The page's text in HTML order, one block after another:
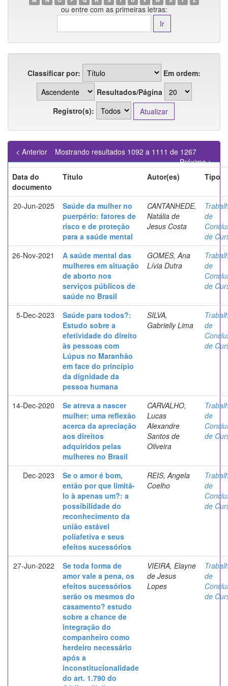
ou entre com as primeiras letras:
Classificar por:
Em ordem:
Resultados/Página
Registro(s):
Mostrando resultados 1092 a 1111 de 1267
< Anterior
Próximo >
Data do
documento
Título Autor(es) Tipo
20-Jun-2025
Saúde da mulher no
puerpério: fatores de
risco e de proteção
para a saúde mental
CANTANHEDE,
Natália de
Jesus Costa
de
de
26-Nov-2021
A saúde mental das
mulheres em situação
de aborto nos
serviços públicos de
saúde no Brasil
GOMES, Ana
Lívia Dutra
de
de
5-Dec-2023
Saúde para todos?:
Estudo sobre a
efetividade do direito
às pessoas com
Lúpus no Maranhão
em face do princípio
da dignidade da
pessoa humana
SILVA,
Gabrielly Lima
de
de
14-Dec-2020
Se atreva a nascer
mulher: uma reflexão
acerca da apreciação
aos direitos
adquiridos pelas
mulheres no Brasil
CARVALHO,
Lucas
Alexandre
Santos de
Oliveira
de
de
Dec-2023
Se o amor é bom,
então por que limitá-
lo à apenas um?: a
possibilidade do
reconhecimento da
união estável
poliafetiva e seus
efeitos sucessórios
REIS, Angela
Coelho
de
de
27-Jun-2022
Se toda forma de
amor vale a pena, os
efeitos sucessórios
serão os mesmos do
casamento? estudo
sobre a chance de
integração do
companheiro como
herdeiro necessário
após a
inconstitucionalidade
do art. 1.790 do
VIEIRA, Elayne
de Jesus
Lopes
de
de